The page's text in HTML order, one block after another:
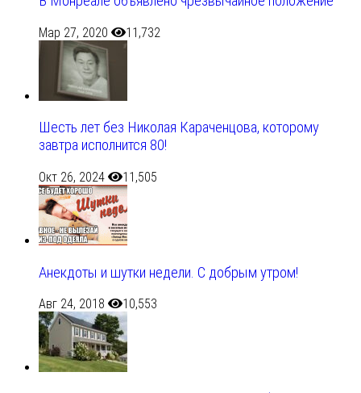
Мар 27, 2020 11,732
Шесть лет без Николая Караченцова, которому
завтра исполнится 80!
Окт 26, 2024 11,505
Анекдоты и шутки недели. С добрым утром!
Авг 24, 2018 10,553